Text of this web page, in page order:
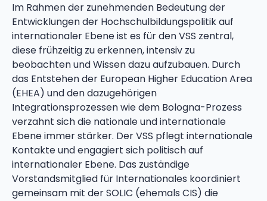
Im Rahmen der zunehmenden Bedeutung der
Entwicklungen der Hochschulbildungspolitik auf
internationaler Ebene ist es für den VSS zentral,
diese frühzeitig zu erkennen, intensiv zu
beobachten und Wissen dazu aufzubauen. Durch
das Entstehen der European Higher Education Area
(EHEA) und den dazugehörigen
Integrationsprozessen wie dem Bologna-Prozess
verzahnt sich die nationale und internationale
Ebene immer stärker. Der VSS pflegt internationale
Kontakte und engagiert sich politisch auf
internationaler Ebene. Das zuständige
Vorstandsmitglied für Internationales koordiniert
gemeinsam mit der SOLIC (ehemals CIS) die